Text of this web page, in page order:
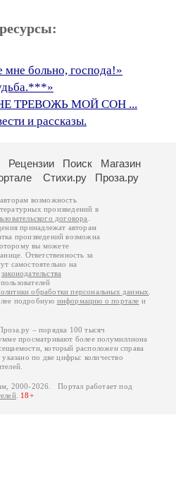
мне больно, господа!»
ТРЕВОЖЬ МОЙ СОН ...
и рассказы.
Рецензии Поиск
Магазин
Стихи.ру Проза.ру
возможность
произведений в
договора.
принадлежат авторам
произведений возможна
вы можете
Ответственность за
самостоятельно на
законодательства
обработки персональных данных.
подробную информацию о портале и
– порядка 100 тысяч
просматривают более полумиллиона
который расположен справа
по две цифры: количество
2000-2026. Портал работает под
. 18+